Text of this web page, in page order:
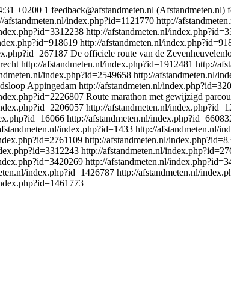
+0200 1 feedback@afstandmeten.nl (Afstandmeten.nl)
afstandmeten.nl/index.php?id=1121770 http://
http://afstandmeten.nl/
http://afstandmeten.nl/
De officiele route van de
http://afstandmeten.nl/index.php?id=1912481 http://
index.php?id=2549658 http://afstandmeten.nl/
Appingedam http://afstandmeten.nl/
Route marathon met gewijzigd
http://afstandmeten.nl/
http://afstandmeten.nl/
index.php?id=1433 http://afstandmeten.nl/
http://afstandmeten.nl/
http://afstandmeten.nl/
http://afstandmeten.nl/
index.php?id=1426787 http://afstandmeten.nl/